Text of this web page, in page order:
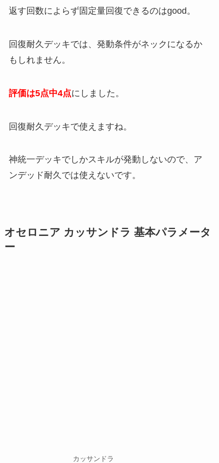
返す回数によらず固定量回復できるのはgood。
回復耐久デッキでは、発動条件がネックになるか
もしれません。
評価は5点中4点にしました。
回復耐久デッキで使えますね。
神統一デッキでしかスキルが発動しないので、ア
ンデッド耐久では使えないです。
オセロニア カッサンドラ 基本パラメータ
ー
カッサンドラ